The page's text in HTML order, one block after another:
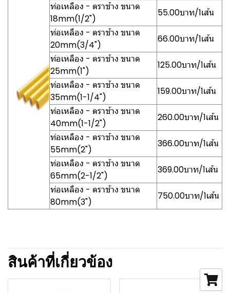
ท่อเหลือง - ตราช้าง ขนาด
18mm(1/2")
55.00บาท/1เส้น
ท่อเหลือง - ตราช้าง ขนาด
20mm(3/4")
66.00บาท/1เส้น
ท่อเหลือง - ตราช้าง ขนาด
25mm(1")
125.00บาท/1เส้น
ท่อเหลือง - ตราช้าง ขนาด
35mm(1-1/4")
159.00บาท/1เส้น
ท่อเหลือง - ตราช้าง ขนาด
40mm(1-1/2")
260.00บาท/1เส้น
ท่อเหลือง - ตราช้าง ขนาด
55mm(2")
366.00บาท/1เส้น
ท่อเหลือง - ตราช้าง ขนาด
65mm(2-1/2")
369.00บาท/1เส้น
ท่อเหลือง - ตราช้าง ขนาด
80mm(3")
750.00บาท/1เส้น
สินค้าที่เกี่ยวข้อง